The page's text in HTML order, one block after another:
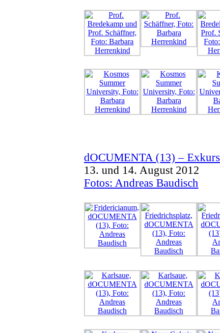
dOCUMENTA (13) –
13. und 14. August 2012
Fotos: Andreas Baudisch